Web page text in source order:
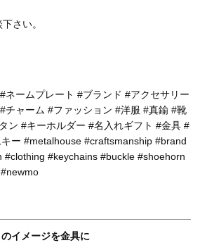
さい。
ネームプレート #ブランド #アクセサリー
チャーム #ファッション #洋服 #真鍮 #靴
ン #キーホルダー #名入れギフト #金具 #
ー #metalhouse #craftsmanship #brand
#clothing #keychains #buckle #shoehorn
イメージを金具に